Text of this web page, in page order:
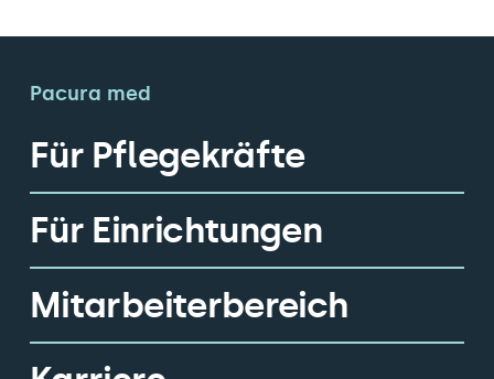
Pacura med
Für Pflegekräfte
Für Einrichtungen
Mitarbeiterbereich